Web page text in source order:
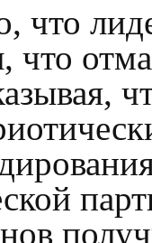
что
что